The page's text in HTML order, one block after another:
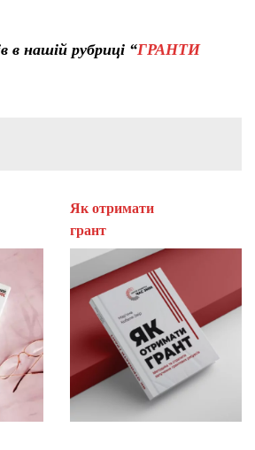
в нашій рубриці “ГРАНТИ
Як отримати